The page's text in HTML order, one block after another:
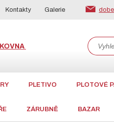
Kontakty Galerie
PLETIVO PLOTOVÉ
ZÁRUBNĚ BAZAR